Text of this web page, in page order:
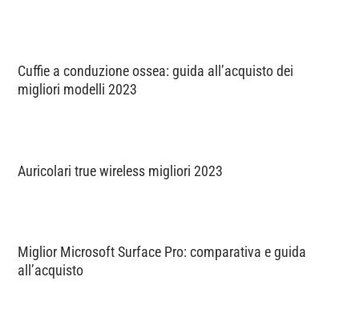
Cuffie a conduzione ossea: guida all’acquisto dei
migliori modelli 2023
Auricolari true wireless migliori 2023
Miglior Microsoft Surface Pro: comparativa e guida
all’acquisto